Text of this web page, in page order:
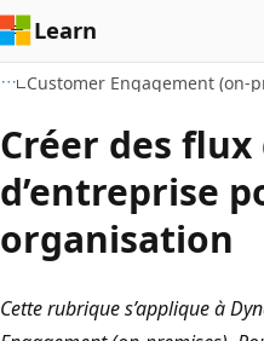
Learn
Customer Engagement (on-
Créer des flux
d’entreprise
organisation
Cette rubrique s’applique à